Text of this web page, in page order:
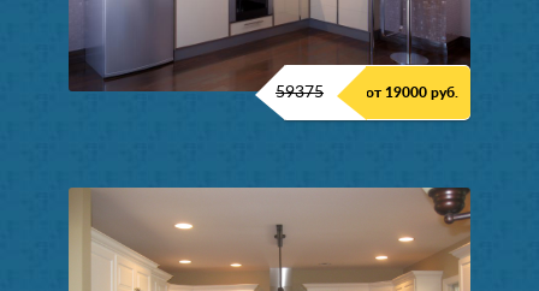
59375 от 19000 руб.